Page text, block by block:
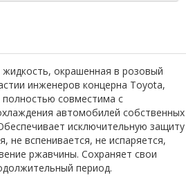
окрашенная в розовый
инженеров концерна Toyota,
совместима с
автомобилей собственных
исключительную защиту
не вспенивается, не испаряется,
ржавчины. Сохраняет свои
период.